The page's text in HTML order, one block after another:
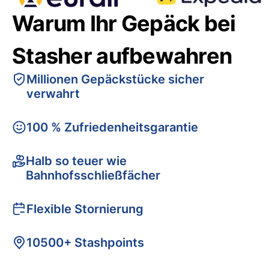
Warum Ihr Gepäck bei
Stasher aufbewahren
Millionen Gepäckstücke sicher
verwahrt
100 % Zufriedenheitsgarantie
Halb so teuer wie
Bahnhofsschließfächer
Flexible Stornierung
10500+ Stashpoints